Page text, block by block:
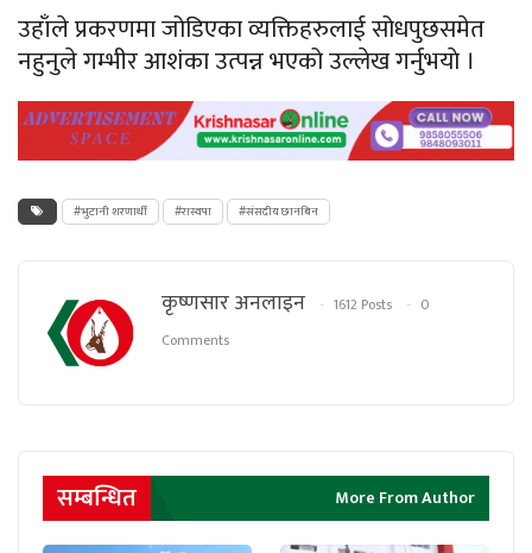
उहाँले प्रकरणमा जोडिएका व्यक्तिहरुलाई सोधपुछसमेत
नहुनुले गम्भीर आशंका उत्पन्न भएको उल्लेख गर्नुभयाे ।
#भुटानी शरणार्थी #रास्वपा #संसदीय छानबिन
कृष्णसार अनलाइन 1612 Posts
0
Comments
सम्बन्धित More From Author